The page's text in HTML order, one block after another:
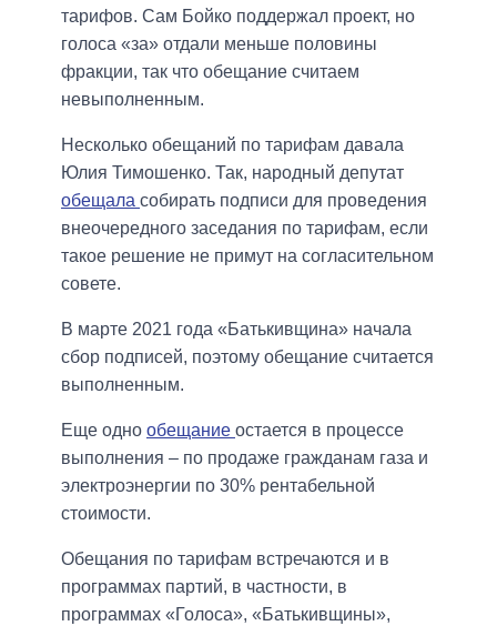
тарифов. Сам Бойко поддержал проект, но
голоса «за» отдали меньше половины
фракции, так что обещание считаем
невыполненным.
Несколько обещаний по тарифам давала
Юлия Тимошенко. Так, народный депутат
обещала собирать подписи для проведения
внеочередного заседания по тарифам, если
такое решение не примут на согласительном
совете.
В марте 2021 года «Батькивщина» начала
сбор подписей, поэтому обещание считается
выполненным.
Еще одно обещание остается в процессе
выполнения – по продаже гражданам газа и
электроэнергии по 30% рентабельной
стоимости.
Обещания по тарифам встречаются и в
программах партий, в частности, в
программах «Голоса», «Батькивщины»,